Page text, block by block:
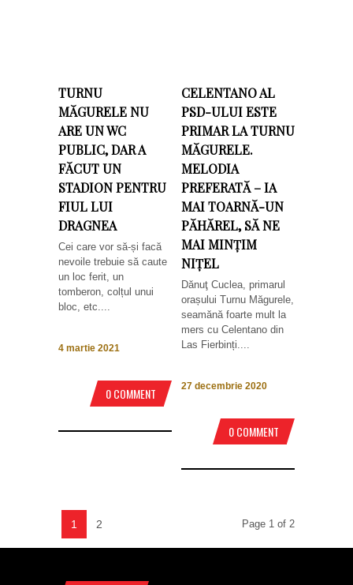
TURNU
MĂGURELE NU
ARE UN WC
PUBLIC, DAR A
FĂCUT UN
STADION PENTRU
FIUL LUI
DRAGNEA
Cei care vor să-și facă
nevoile trebuie să caute
un loc ferit, un
tomberon, colțul unui
bloc, etc....
4 martie 2021
0 COMMENT
CELENTANO AL
PSD-ULUI ESTE
PRIMAR LA TURNU
MĂGURELE.
MELODIA
PREFERATĂ – IA
MAI TOARNĂ-UN
PĂHĂREL, SĂ NE
MAI MINȚIM
NIȚEL
Dănuţ Cuclea, primarul
orașului Turnu Măgurele,
seamănă foarte mult la
mers cu Celentano din
Las Fierbinți....
27 decembrie 2020
0 COMMENT
1 2 Page 1 of 2